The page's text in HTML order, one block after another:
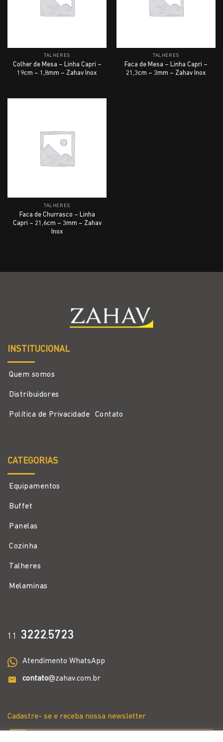
TALHERES
Colher de Mesa – Linha Capri –
19cm – 1,8mm – Zahav Inox
TALHERES
Faca de Mesa – Linha Capri –
21,3cm – 3mm – Zahav Inox
TALHERES
Faca de Churrasco – Linha
Capri – 21,6cm – 3mm – Zahav
Inox
INSTITUCIONAL
Quem somos
Distribuidores
Política de Privacidade Contato
CATEGORIAS
Equipamentos
Buffet
Panelas
Cozinha
Talheres
Melaminas
11 3222.5723
Atendimento WhatsApp
contato@zahav.com.br
Cadastre- se e receba nossa newsletter